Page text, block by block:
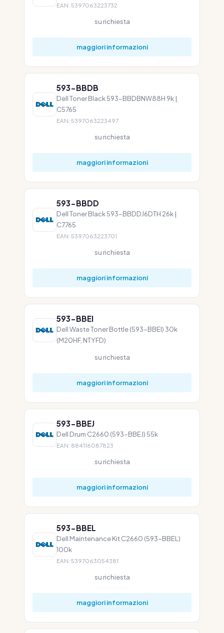
EAN: 5397063223732
su richiesta
maggiori informazioni
593-BBDB
Dell Toner Black 593-BBDBNW88H 9k |
C5765
EAN: 5397063223497
su richiesta
maggiori informazioni
593-BBDD
Dell Toner Black 593-BBDDJ6DTH 26k |
C7765
EAN: 5397063223701
su richiesta
maggiori informazioni
593-BBEI
Dell Waste Toner Bottle (593-BBEI) 30k
(M20HF, NTYFD)
su richiesta
maggiori informazioni
593-BBEJ
Dell Drum C2660 (593-BBEJ) 55k
EAN: 884116087823
su richiesta
maggiori informazioni
593-BBEL
Dell Maintenance Kit C2660 (593-BBEL)
100k
EAN: 5397063054381
su richiesta
maggiori informazioni